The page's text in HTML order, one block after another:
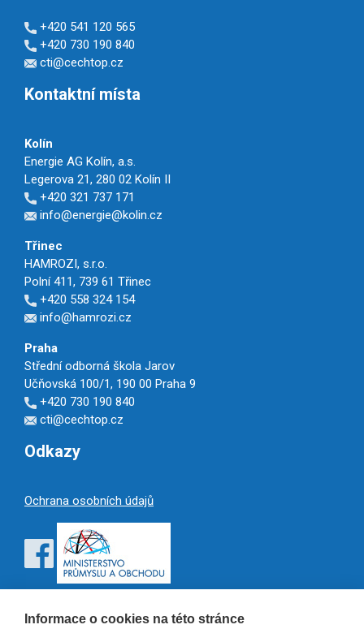
+420 541 120 565
+420 730 190 840
cti@cechtop.cz
Kontaktní místa
Kolín
Energie AG Kolín, a.s.
Legerova 21, 280 02 Kolín II
+420 321 737 171
info@energie@kolin.cz
Třinec
HAMROZI, s.r.o.
Polní 411, 739 61 Třinec
+420 558 324 154
info@hamrozi.cz
Praha
Střední odborná škola Jarov
Učňovská 100/1, 190 00 Praha 9
+420 730 190 840
cti@cechtop.cz
Odkazy
Ochrana osobních údajů
Informace o cookies na této stránce